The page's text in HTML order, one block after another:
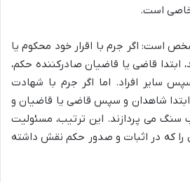
خاصی است.
است: اگر جرم با اقرار خود محکوم یا
قاضی یا قاضیان صادرکننده حکم،
سایر افراد. اما اگر جرم با شهادت
شاهدان و سپس قاضی یا قاضیان و
سنگ می پردازند. این ترتیب، مسئولیت
که در اثبات و صدور حکم نقش داشته